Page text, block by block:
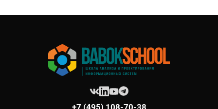
+7 (495) 108-70-38